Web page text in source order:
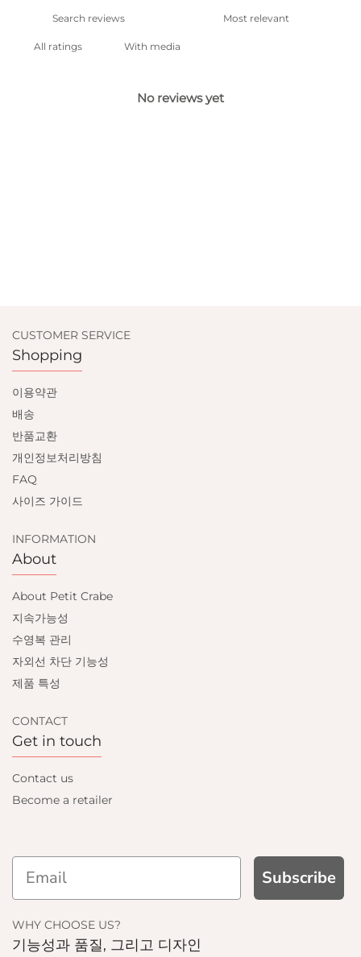
With media
No reviews yet
CUSTOMER SERVICE
Shopping
이용약관
배송
반품교환
개인정보처리방침
FAQ
사이즈 가이드
INFORMATION
About
About Petit Crabe
지속가능성
수영복 관리
자외선 차단 기능성
제품 특성
CONTACT
Get in touch
Contact us
Become a retailer
Subscribe
WHY CHOOSE US?
기능성과 품질, 그리고 디자인